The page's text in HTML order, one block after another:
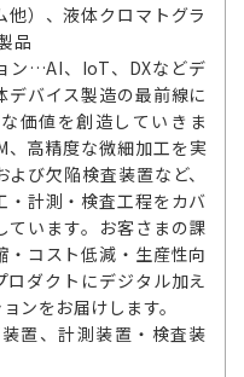
）、液体クロマトグラ
品
ン…AI、IoT、DXなどデ
バイス製造の最前線に
価値を創造していきま
、高精度な微細加工を実
び欠陥検査装置など、
・計測・検査工程をカバ
ています。お客さまの課
コスト低減・生産性向
ダクトにデジタル加え
ンをお届けします。
置、計測装置・検査装